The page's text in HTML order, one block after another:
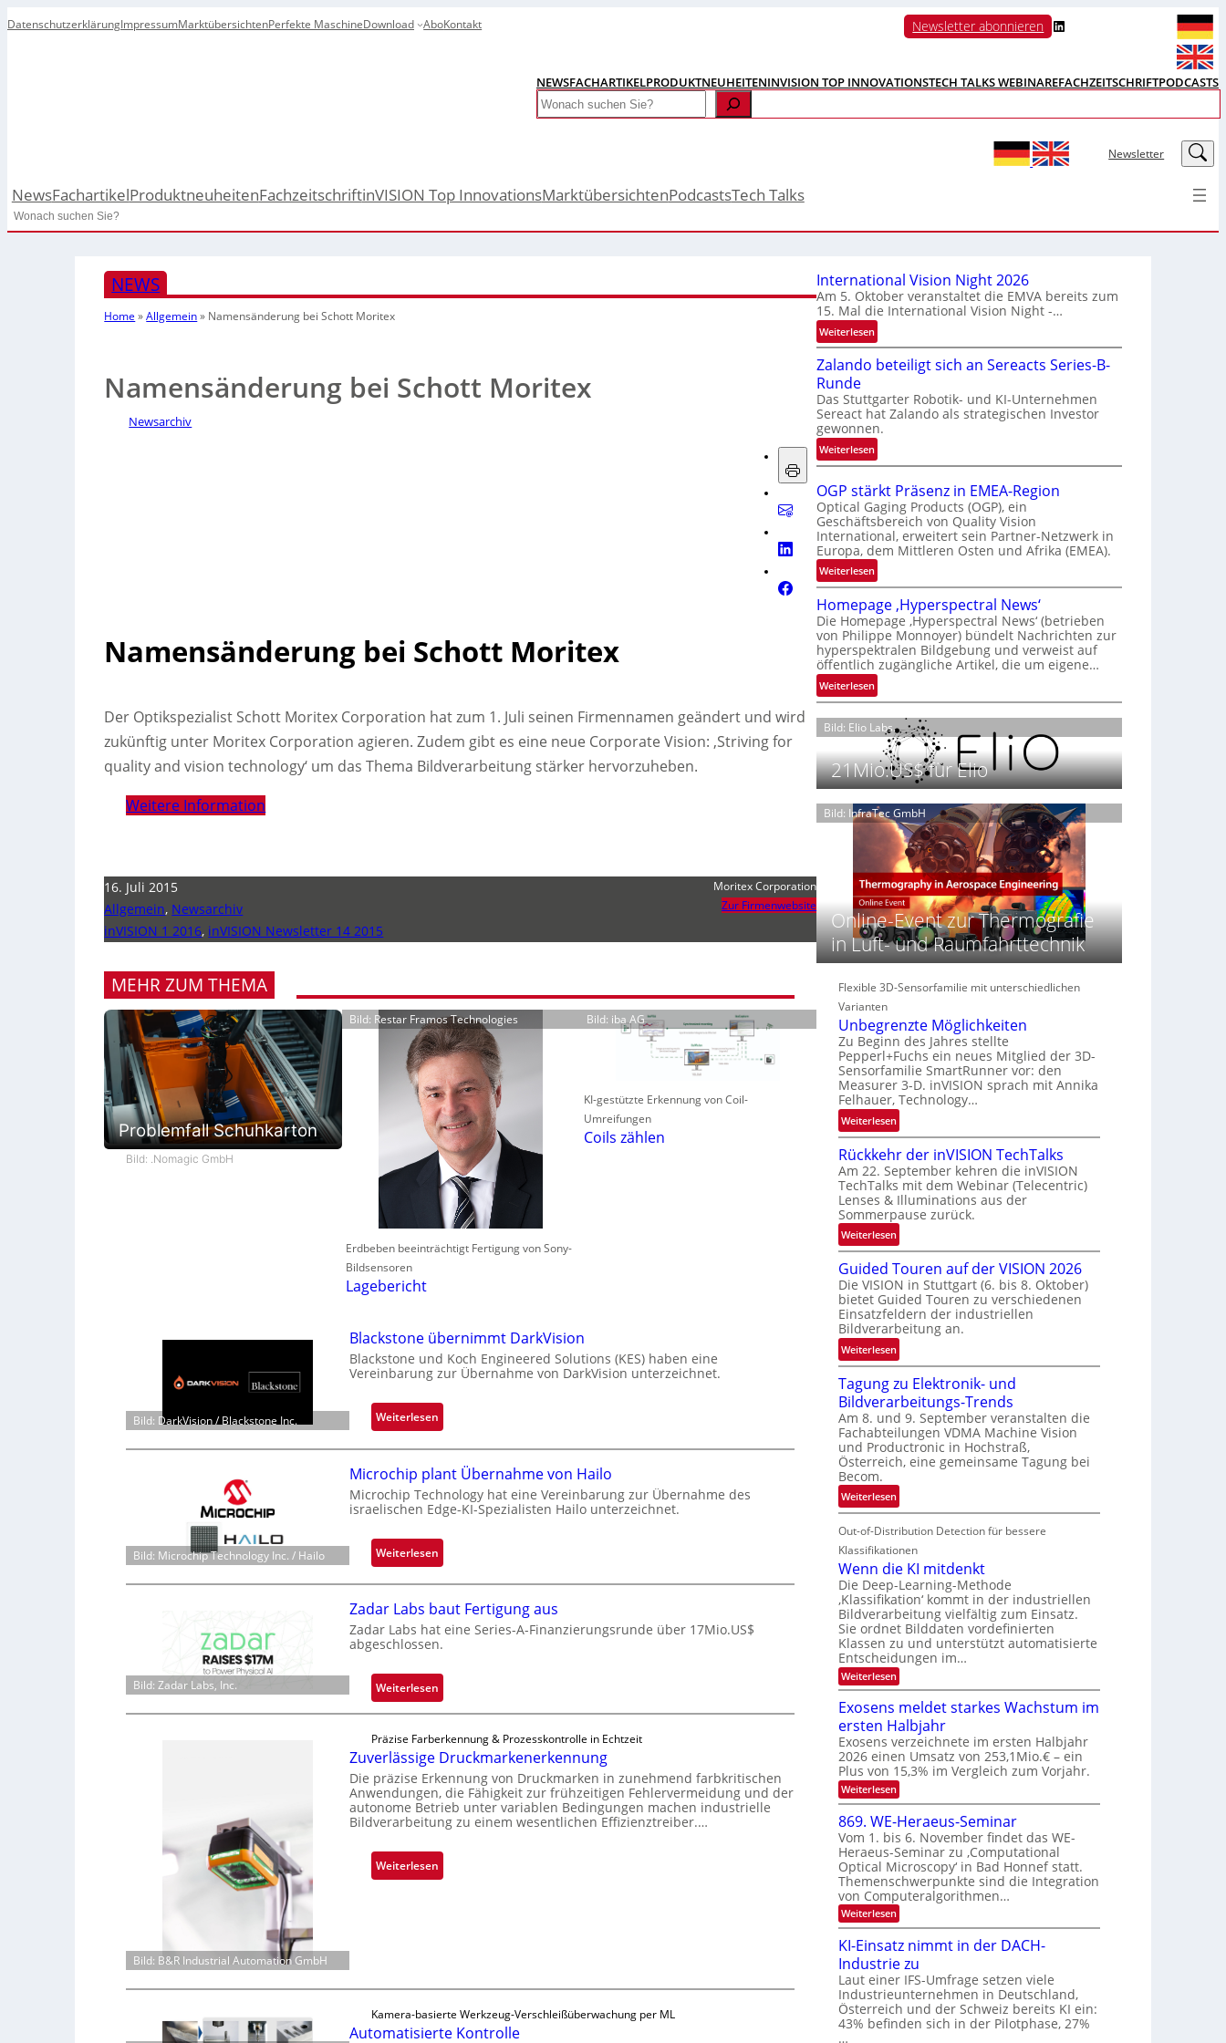
DatenschutzerklärungImpressumMarktübersichtenPerfekte MaschineDownload AboKontakt Newsletter abonnieren LinkedIn
NEWSFACHARTIKELPRODUKTNEUHEITENINVISION TOP INNOVATIONSTECH TALKS WEBINAREFACHZEITSCHRIFTPODCASTS
Search
Newsletter LinkedIn
NewsFachartikelProduktneuheitenFachzeitschriftinVISION Top InnovationsMarktübersichtenPodcastsTech Talks
Search
NEWS
Home »Allgemein» Namensänderung bei Schott Moritex
Namensänderung bei Schott Moritex
Newsarchiv
Namensänderung bei Schott Moritex
Der Optikspezialist Schott Moritex Corporation hat zum 1. Juli seinen Firmennamen geändert und wird
zukünftig unter Moritex Corporation agieren. Zudem gibt es eine neue Corporate Vision: ‚Striving for
quality and vision technology‘ um das Thema Bildverarbeitung stärker hervorzuheben.
Weitere Information
16. Juli 2015
Allgemein, Newsarchiv
inVISION 1 2016, inVISION Newsletter 14 2015
Moritex Corporation
Zur Firmenwebsite
MEHR ZUM THEMA
Problemfall Schuhkarton
Bild: .Nomagic GmbH
Bild: Restar Framos Technologies
Erdbeben beeinträchtigt Fertigung von Sony-
Bildsensoren
Lagebericht
Bild: iba AG
KI-gestützte Erkennung von Coil-
Umreifungen
Coils zählen
Bild: DarkVision / Blackstone Inc.
Blackstone übernimmt DarkVision
Blackstone und Koch Engineered Solutions (KES) haben eine
Vereinbarung zur Übernahme von DarkVision unterzeichnet.
Weiterlesen:
B
l
a
c
k
t
o
n
e
ü
b
r
n
m
m
t
D
a
k
V
Bild: Microchip Technology Inc. / Hailo
Microchip plant Übernahme von Hailo
Microchip Technology hat eine Vereinbarung zur Übernahme des
israelischen Edge-KI-Spezialisten Hailo unterzeichnet.
Weiterlesen:
M
i
c
r
o
h
i
p
l
a
n
t
b
e
e
v
o
Bild: Zadar Labs, Inc.
Zadar Labs baut Fertigung aus
Zadar Labs hat eine Series-A-Finanzierungsrunde über 17Mio.US$
abgeschlossen.
Weiterlesen:
Z
d
a
r
L
a
s
b
r
t
i
Bild: B&R Industrial Automation GmbH
Präzise Farberkennung & Prozesskontrolle in Echtzeit
Zuverlässige Druckmarkenerkennung
Die präzise Erkennung von Druckmarken in zunehmend farbkritischen
Anwendungen, die Fähigkeit zur frühzeitigen Fehlervermeidung und der
autonome Betrieb unter variablen Bedingungen machen industrielle
Bildverarbeitung zu einem wesentlichen Effizienztreiber.…
Weiterlesen:
Z
s
s
Kamera-basierte Werkzeug-Verschleißüberwachung per ML
Automatisierte Kontrolle
International Vision Night 2026
Am 5. Oktober veranstaltet die EMVA bereits zum
15. Mal die International Vision Night -…
Weiterlesen:
I
n
e
r
n
a
t
i
o
n
a
l
V
i
s
i
o
n
N
i
h
2
0
6
Zalando beteiligt sich an Sereacts Series-B-
Runde
Das Stuttgarter Robotik- und KI-Unternehmen
Sereact hat Zalando als strategischen Investor
gewonnen.
Weiterlesen:
Z
a
l
a
n
d
o
b
e
t
e
i
l
i
t
i
c
a
r
e
a
c
t
S
e
r
i
e
s
-
B
-
R
u
n
d
e
OGP stärkt Präsenz in EMEA-Region
Optical Gaging Products (OGP), ein
Geschäftsbereich von Quality Vision
International, erweitert sein Partner-Netzwerk in
Europa, dem Mittleren Osten und Afrika (EMEA).
Weiterlesen:
O
G
P
s
t
ä
r
t
r
ä
e
n
E
M
E
A
R
e
g
i
o
n
Homepage ‚Hyperspectral News‘
Die Homepage ‚Hyperspectral News‘ (betrieben
von Philippe Monnoyer) bündelt Nachrichten zur
hyperspektralen Bildgebung und verweist auf
öffentlich zugängliche Artikel, die um eigene…
Weiterlesen:
H
o
m
e
p
a
g
e
y
p
e
r
s
p
t
r
a
l
N
e
w
s
‘
Bild: Elio Labs.
21Mio.US$ für Elio
Bild: InfraTec GmbH
Online-Event zur Thermografie
in Luft- und Raumfahrttechnik
Flexible 3D-Sensorfamilie mit unterschiedlichen
Varianten
Unbegrenzte Möglichkeiten
Zu Beginn des Jahres stellte
Pepperl+Fuchs ein neues Mitglied der 3D-
Sensorfamilie SmartRunner vor: den
Measurer 3-D. inVISION sprach mit Annika
Felhauer, Technology…
Weiterlesen:
U
n
b
e
g
r
e
z
t
e
M
g
l
i
c
h
k
e
i
t
e
n
Rückkehr der inVISION TechTalks
Am 22. September kehren die inVISION
TechTalks mit dem Webinar (Telecentric)
Lenses & Illuminations aus der
Sommerpause zurück.
Weiterlesen:
R
ü
c
k
k
e
h
d
e
r
i
n
I
S
I
O
N
T
e
c
h
T
a
l
k
s
Guided Touren auf der VISION 2026
Die VISION in Stuttgart (6. bis 8. Oktober)
bietet Guided Touren zu verschiedenen
Einsatzfeldern der industriellen
Bildverarbeitung an.
Weiterlesen:
G
u
i
d
e
d
T
o
u
e
n
a
u
f
d
e
r
V
I
S
I
O
N
2
0
2
6
Tagung zu Elektronik- und
Bildverarbeitungs-Trends
Am 8. und 9. September veranstalten die
Fachabteilungen VDMA Machine Vision
und Productronic in Hochstraß,
Österreich, eine gemeinsame Tagung bei
Becom.
Weiterlesen:
T
a
g
u
n
g
z
u
E
l
e
k
t
r
o
n
i
k
-
u
n
d
B
i
l
d
v
e
r
a
r
Out-of-Distribution Detection für bessere
Klassifikationen
Wenn die KI mitdenkt
Die Deep-Learning-Methode
‚Klassifikation‘ kommt in der industriellen
Bildverarbeitung vielfältig zum Einsatz.
Sie ordnet Bilddaten vordefinierten
Klassen zu und unterstützt automatisierte
Entscheidungen im…
Weiterlesen:
W
n
n
d
i
e
K
I
m
i
t
d
e
n
k
t
Exosens meldet starkes Wachstum im
ersten Halbjahr
Exosens verzeichnete im ersten Halbjahr
2026 einen Umsatz von 253,1Mio.€ – ein
Plus von 15,3% im Vergleich zum Vorjahr.
Weiterlesen:
E
x
o
s
e
n
s
m
e
l
d
e
t
s
t
a
r
k
e
869. WE-Heraeus-Seminar
Vom 1. bis 6. November findet das WE-
Heraeus-Seminar zu ‚Computational
Optical Microscopy‘ in Bad Honnef statt.
Themenschwerpunkte sind die Integration
von Computeralgorithmen…
Weiterlesen:
8
9
.
W
E
-
H
e
KI-Einsatz nimmt in der DACH-
Industrie zu
Laut einer IFS-Umfrage setzen viele
Industrieunternehmen in Deutschland,
Österreich und der Schweiz bereits KI ein:
43% befinden sich in der Pilotphase, 27%
…